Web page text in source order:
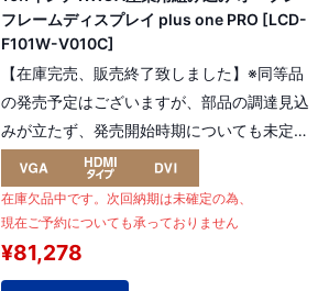
フレームディスプレイ plus one PRO [LCD-
F101W-V010C]
【在庫完売、販売終了致しました】※同等品
の発売予定はございますが、部品の調達見込
みが立たず、発売開始時期についても未定と
なっております。
10.1インチ「オープンフレーム型」モニタ
ー。ワイドタイプ。高寿命液晶パネルを採用
した産業用組み込みモデル解像度：WXGA
在庫欠品中です。次回納期は未確定の為、
現在ご予約についても承っておりません
¥81,278